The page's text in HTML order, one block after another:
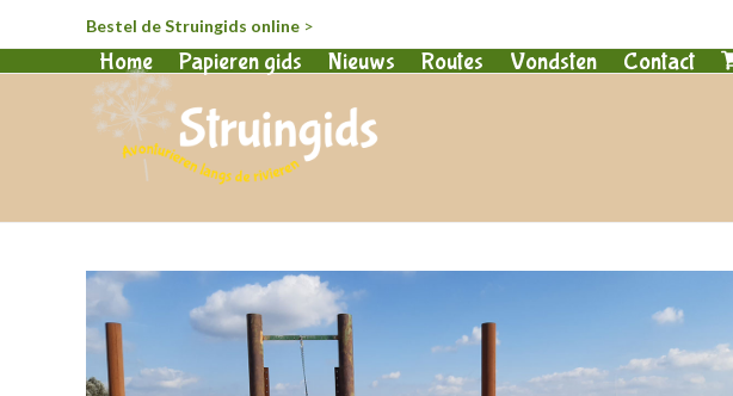
Bestel de Struingids online >
Home Papieren gids Nieuws Routes Vondsten Contact